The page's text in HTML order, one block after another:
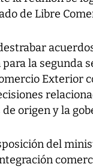
de Libre
la segunda
Exterior
origen y la
del